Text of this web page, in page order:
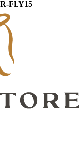
FLY15